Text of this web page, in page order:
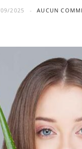
2025 AUCUN